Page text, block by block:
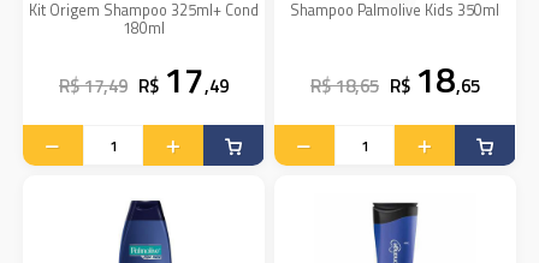
Kit Origem Shampoo 325ml+ Cond
180ml
R$ 17,49 R$ 17,49
Shampoo Palmolive Kids 350ml
R$ 18,65 R$ 18,65